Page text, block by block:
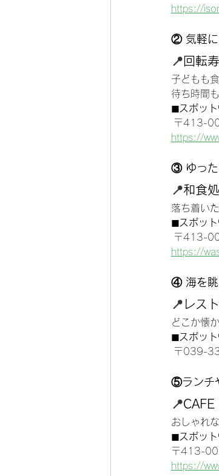
https://
② 気軽に
📍 回転
子どもも
待ち時間
◼︎スポッ
〒413-
https://
③ ゆった
📍和食
落ち着い
◼︎スポッ
〒413-
https://
④ 海を眺
📍 レス
どこか懐
◼︎スポッ
〒039-
⑤ランチ
📍CAFE
おしゃれ
◼︎スポッ
〒413-
https://